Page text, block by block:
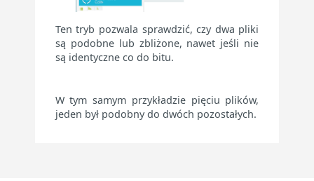
Ten tryb pozwala sprawdzić, czy dwa pliki
są podobne lub zbliżone, nawet jeśli nie
są identyczne co do bitu.
W tym samym przykładzie pięciu plików,
jeden był podobny do dwóch pozostałych.